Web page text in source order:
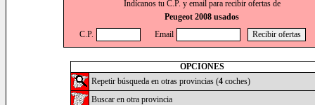
Indícanos tu C.P. y email para recibir ofertas de
Peugeot 2008 usados
C.P.
Email
OPCIONES
Repetir búsqueda en otras provincias (4coches)
Buscar en otra provincia